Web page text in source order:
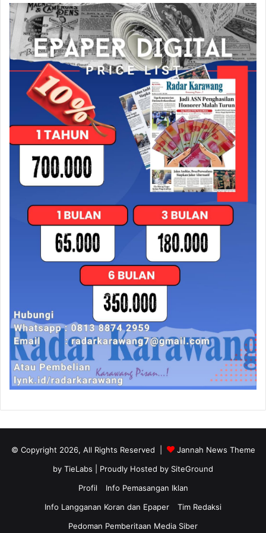
© Copyright 2026, All Rights Reserved |
Jannah News Theme
by TieLabs | Proudly Hosted by SiteGround
Profil
Info Pemasangan Iklan
Info Langganan Koran dan Epaper
Tim Redaksi
Pedoman Pemberitaan Media Siber